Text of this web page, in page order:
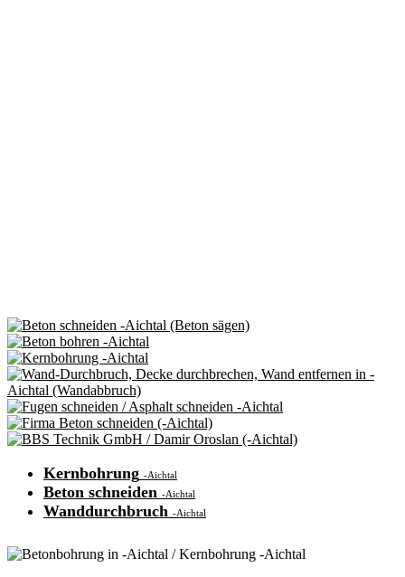
Kernbohrung -Aichtal
Beton schneiden -Aichtal
Wanddurchbruch -Aichtal